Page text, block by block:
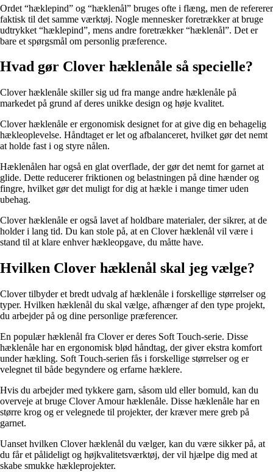
Ordet “hæklepind” og “hæklenål” bruges ofte i flæng, men de refererer
faktisk til det samme værktøj. Nogle mennesker foretrækker at bruge
udtrykket “hæklepind”, mens andre foretrækker “hæklenål”. Det er
bare et spørgsmål om personlig præference.
Hvad gør Clover hæklenåle så specielle?
Clover hæklenåle skiller sig ud fra mange andre hæklenåle på
markedet på grund af deres unikke design og høje kvalitet.
Clover hæklenåle er ergonomisk designet for at give dig en behagelig
hækleoplevelse. Håndtaget er let og afbalanceret, hvilket gør det nemt
at holde fast i og styre nålen.
Hæklenålen har også en glat overflade, der gør det nemt for garnet at
glide. Dette reducerer friktionen og belastningen på dine hænder og
fingre, hvilket gør det muligt for dig at hækle i mange timer uden
ubehag.
Clover hæklenåle er også lavet af holdbare materialer, der sikrer, at de
holder i lang tid. Du kan stole på, at en Clover hæklenål vil være i
stand til at klare enhver hækleopgave, du måtte have.
Hvilken Clover hæklenål skal jeg vælge?
Clover tilbyder et bredt udvalg af hæklenåle i forskellige størrelser og
typer. Hvilken hæklenål du skal vælge, afhænger af den type projekt,
du arbejder på og dine personlige præferencer.
En populær hæklenål fra Clover er deres Soft Touch-serie. Disse
hæklenåle har en ergonomisk blød håndtag, der giver ekstra komfort
under hækling. Soft Touch-serien fås i forskellige størrelser og er
velegnet til både begyndere og erfarne hæklere.
Hvis du arbejder med tykkere garn, såsom uld eller bomuld, kan du
overveje at bruge Clover Amour hæklenåle. Disse hæklenåle har en
større krog og er velegnede til projekter, der kræver mere greb på
garnet.
Uanset hvilken Clover hæklenål du vælger, kan du være sikker på, at
du får et pålideligt og højkvalitetsværktøj, der vil hjælpe dig med at
skabe smukke hækleprojekter.